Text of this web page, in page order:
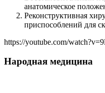
анатомическое
Реконструктивная
приспособлений для
https://youtube.com/
Народная медицина